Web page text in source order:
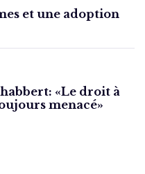
et une adoption
«Le droit à
menacé»